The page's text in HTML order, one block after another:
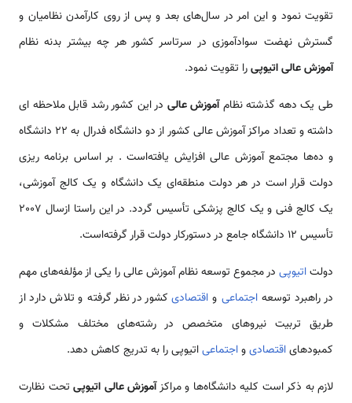
تقویت نمود و این امر در سال‌‌های بعد و پس از روی کارآمدن نظامیان و
گسترش نهضت سوادآموزی در سرتاسر کشور هر چه بیشتر بدنه نظام
آموزش عالی اتیوپیرا تقویت نمود.
طی یک دهه گذشته نظامآموزش عالی در این کشور رشد قابل ملاحظه ای
داشته و تعداد مراکز آموزش عالی کشور از دو دانشگاه فدرال به 22 دانشگاه
و ده‌‌ها مجتمع آموزش عالی افزایش یافته‌است . بر اساس برنامه ریزی
دولت قرار است در هر دولت منطقه‌ای یک دانشگاه و یک کالج آموزشی،
یک کالج فنی و یک کالج پزشکی تأسیس گردد. در این راستا ازسال 2007
تأسیس 12 دانشگاه جامع در دستورکار دولت قرار گرفته‌است.
دولتاتیوپی در مجموع توسعه نظام آموزش عالی را یکی از مؤلفه‌‌های مهم
در راهبرد توسعهاجتماعی و اقتصادیکشور در نظر گرفته و تلاش دارد از
طریق تربیت نیروهای متخصص در رشته‌‌های مختلف مشکلات و
کمبودهایاقتصادیواجتماعیاتیوپی را به تدریج کاهش دهد.
لازم به ذکر است کلیه دانشگاه‌‌ها و مراکزآموزش عالی اتیوپی تحت نظارت